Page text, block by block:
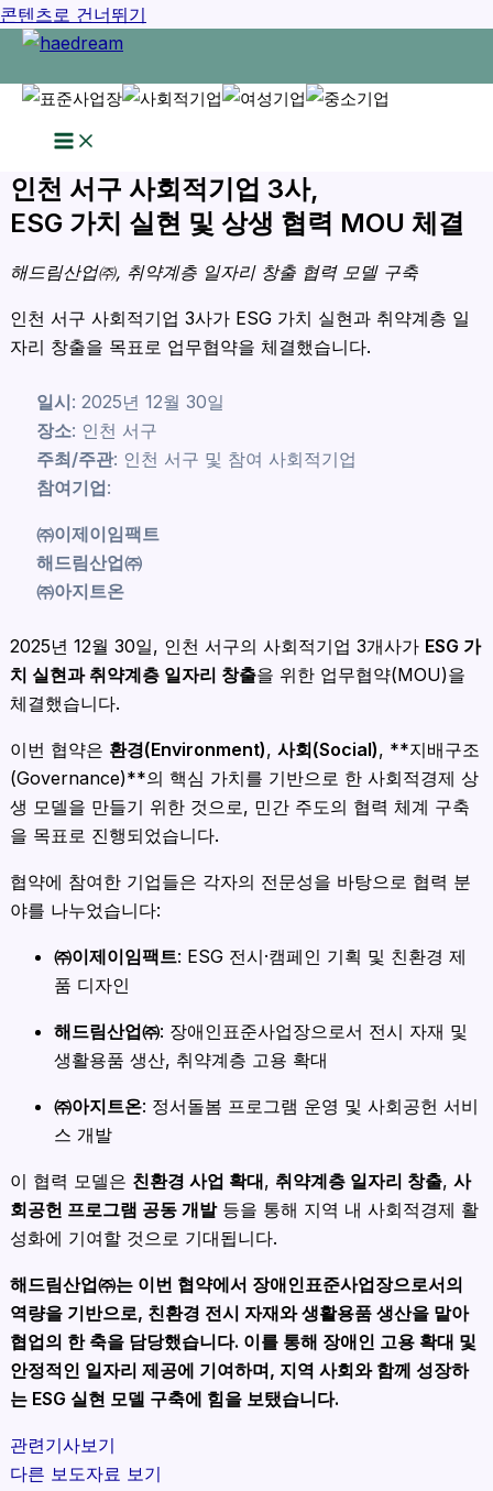
콘텐츠로 건너뛰기
인천 서구 사회적기업 3사,
ESG 가치 실현 및 상생 협력 MOU 체결
해드림산업㈜, 취약계층 일자리 창출 협력 모델 구축
인천 서구 사회적기업 3사가 ESG 가치 실현과 취약계층 일
자리 창출을 목표로 업무협약을 체결했습니다.
일시: 2025년 12월 30일
장소: 인천 서구
주최/주관: 인천 서구 및 참여 사회적기업
참여기업:
㈜이제이임팩트
해드림산업㈜
㈜아지트온
2025년 12월 30일, 인천 서구의 사회적기업 3개사가 ESG 가
치 실현과 취약계층 일자리 창출을 위한 업무협약(MOU)을
체결했습니다.
이번 협약은 환경(Environment), 사회(Social), **지배구조
(Governance)**의 핵심 가치를 기반으로 한 사회적경제 상
생 모델을 만들기 위한 것으로, 민간 주도의 협력 체계 구축
을 목표로 진행되었습니다.
협약에 참여한 기업들은 각자의 전문성을 바탕으로 협력 분
야를 나누었습니다:
㈜이제이임팩트: ESG 전시·캠페인 기획 및 친환경 제
품 디자인
해드림산업㈜: 장애인표준사업장으로서 전시 자재 및
생활용품 생산, 취약계층 고용 확대
㈜아지트온: 정서돌봄 프로그램 운영 및 사회공헌 서비
스 개발
이 협력 모델은 친환경 사업 확대, 취약계층 일자리 창출, 사
회공헌 프로그램 공동 개발등을 통해 지역 내 사회적경제 활
성화에 기여할 것으로 기대됩니다.
해드림산업㈜는 이번 협약에서 장애인표준사업장으로서의
역량을 기반으로, 친환경 전시 자재와 생활용품 생산을 맡아
협업의 한 축을 담당했습니다. 이를 통해 장애인 고용 확대 및
안정적인 일자리 제공에 기여하며, 지역 사회와 함께 성장하
는 ESG 실현 모델 구축에 힘을 보탰습니다.
관련기사보기
다른 보도자료 보기